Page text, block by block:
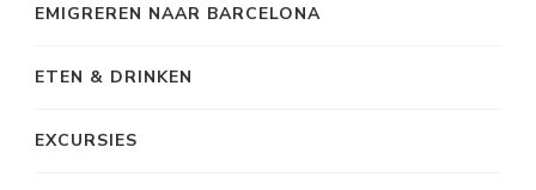
EMIGREREN NAAR BARCELONA
ETEN & DRINKEN
EXCURSIES